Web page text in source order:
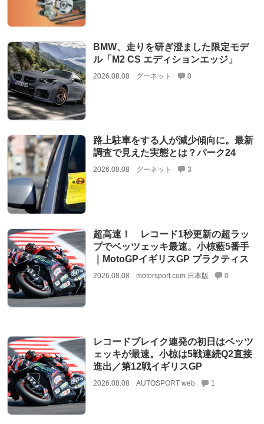
BMW、走りを研ぎ澄ました限定モデ
ル「M2 CS エディションエッジ」
2026.08.08 グーネット 0
路上駐車をする人が減少傾向に。最新
調査で見えた実態とは？パーク24
2026.08.08 グーネット 3
超高速！ レコード1秒更新の超ラッ
プでベッツェッキ最速。小椋藍5番手
｜MotoGPイギリスGP プラクティス
2026.08.08 motorsport.com 日本版 0
レコードブレイク連発の初日はベッツ
ェッキが最速。小椋は5戦連続Q2直接
進出／第12戦イギリスGP
2026.08.08 AUTOSPORT web 1